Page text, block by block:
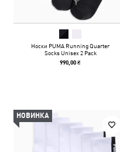
Носки PUMA Running Quarter
Socks Unisex 2 Pack
990,00 ₴
НОВИНКА